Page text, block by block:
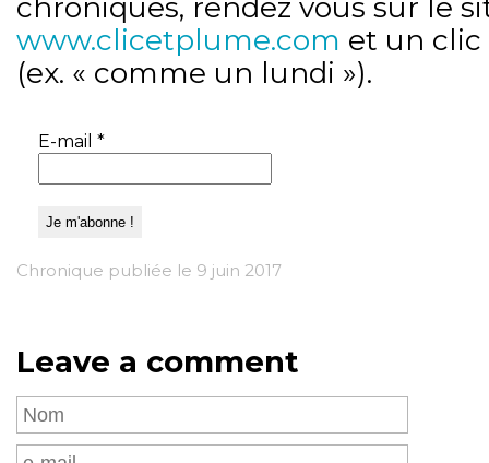
chroniques, rendez vous sur le
www.clicetplume.com et un clic
(ex. « comme un lundi »).
E-mail *
Chronique publiée le 9 juin 2017
Leave a comment